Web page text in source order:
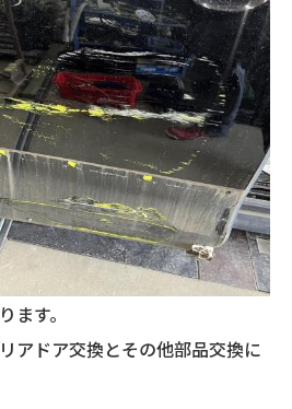
ます。
アドア交換とその他部品交換に